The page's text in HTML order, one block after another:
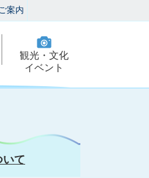
案内
観光・文化
イベント
いて